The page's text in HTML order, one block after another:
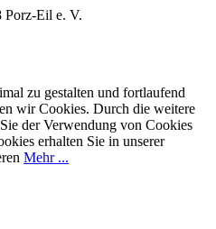
Eil e. V.
zu gestalten und fortlaufend
wir Cookies. Durch die weitere
der Verwendung von Cookies
erhalten Sie in unserer
Mehr ...